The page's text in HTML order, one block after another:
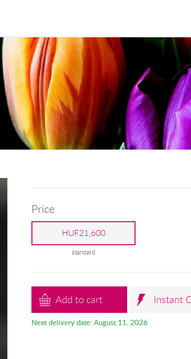
Price
HUF21,600
standard
Add to cart Instant
Next delivery date: August 11, 2026